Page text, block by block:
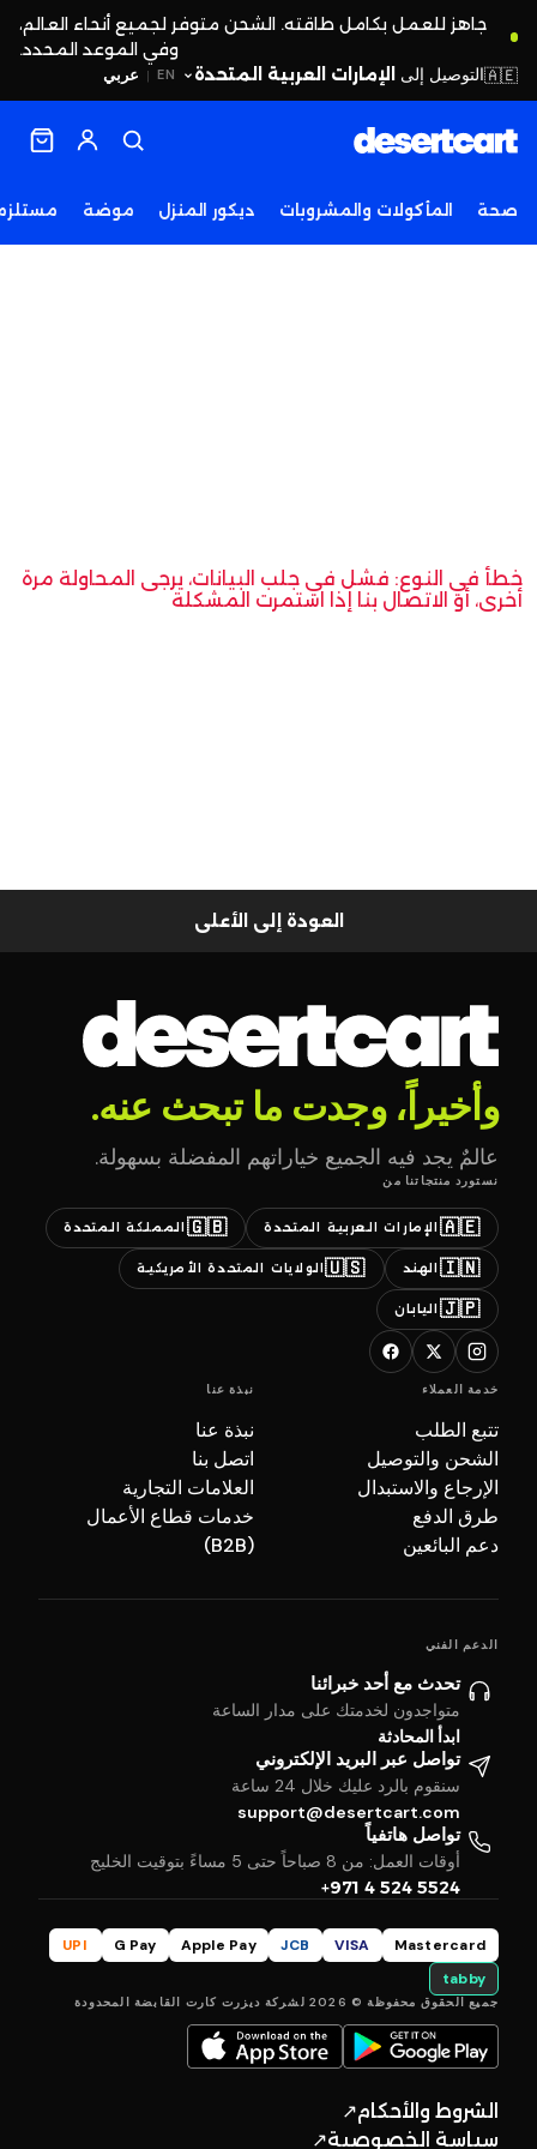
جاهز للعمل بكامل طاقته. الشحن متوفر لجميع أنحاء العالم،
وفي الموعد المحدد.
EN
| عربي 🇦🇪التوصيل إلى الإمارات العربية المتحدة
صحة المأكولات والمشروبات ديكور المنزل موضة
خطأ في النوع: فشل في جلب البيانات، يرجى المحاولة مرة
أخرى، أو الاتصال بنا إذا استمرت المشكلة
العودة إلى الأعلى
وأخيراً، وجدت ما تبحث عنه.
عالمٌ يجد فيه الجميع خياراتهم المفضلة بسهولة.
نستورد منتجاتنا من
🇦🇪 الإمارات العربية المتحدة 🇬🇧 المملكة المتحدة
🇮🇳 الهند 🇺🇸الولايات المتحدة الأمريكية
🇯🇵 اليابان
خدمة العملاء
تتبع الطلب
الشحن والتوصيل
الإرجاع والاستبدال
طرق الدفع
دعم البائعين
نبذة عنا
نبذة عنا
اتصل بنا
العلامات التجارية
خدمات قطاع الأعمال
(B2B)
الدعم الفني
تحدث مع أحد خبرائنا
متواجدون لخدمتك على مدار الساعة
ابدأ المحادثة
تواصل عبر البريد الإلكتروني
سنقوم بالرد عليك خلال 24 ساعة
support@desertcart.com
تواصل هاتفياً
أوقات العمل: من 8 صباحاً حتى 5 مساءً بتوقيت الخليج
+971 4 524 5524
Mastercard
VISA
JCB
Apple Pay
G Pay
UPI
tabby
جميع الحقوق محفوظة © 2026 لشركة ديزرت كارت القابضة المحدودة
الشروط والأحكام↗
سياسة الخصوصية↗